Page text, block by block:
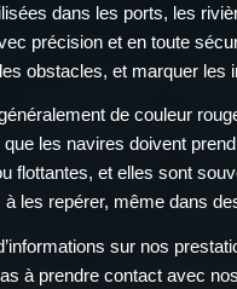
dans les ports, les
précision et en toute
obstacles, et marquer les
de couleur
que les navires doivent
flottantes, et elles sont
à les repérer, même dans
sur nos
à prendre contact avec